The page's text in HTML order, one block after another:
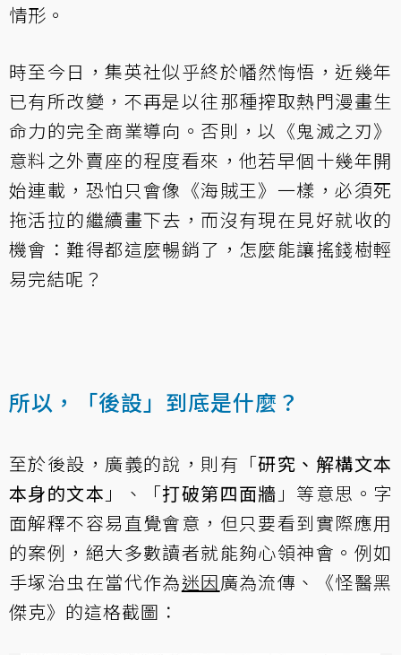
情形。
時至今日，集英社似乎終於幡然悔悟，近幾年
已有所改變，不再是以往那種搾取熱門漫畫生
命力的完全商業導向。否則，以《鬼滅之刃》
意料之外賣座的程度看來，他若早個十幾年開
始連載，恐怕只會像《海賊王》一樣，必須死
拖活拉的繼續畫下去，而沒有現在見好就收的
機會：難得都這麼暢銷了，怎麼能讓搖錢樹輕
易完結呢？
所以，「後設」到底是什麼？
至於後設，廣義的說，則有「研究、解構文本
本身的文本 」、「打破第四面牆 」等意思。字
面解釋不容易直覺會意，但只要看到實際應用
的案例，絕大多數讀者就能夠心領神會。例如
手塚治虫在當代作為迷因廣為流傳、《怪醫黑
傑克》的這格截圖：